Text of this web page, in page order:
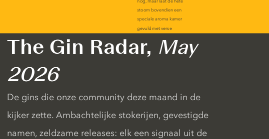
The Gin Radar, May
2026
De gins die onze community deze maand in de
kijker zette. Ambachtelijke stokerijen, gevestigde
namen, zeldzame releases: elk een signaal uit de